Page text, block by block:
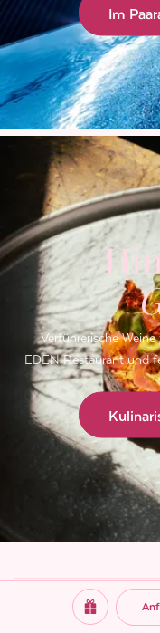
Im
Verführerische
EDEN Restaurant und